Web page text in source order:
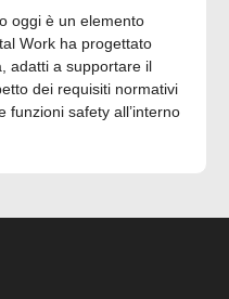
oggi è un elemento
Work ha progettato
adatti a supportare il
dei requisiti normativi
funzioni safety all’interno